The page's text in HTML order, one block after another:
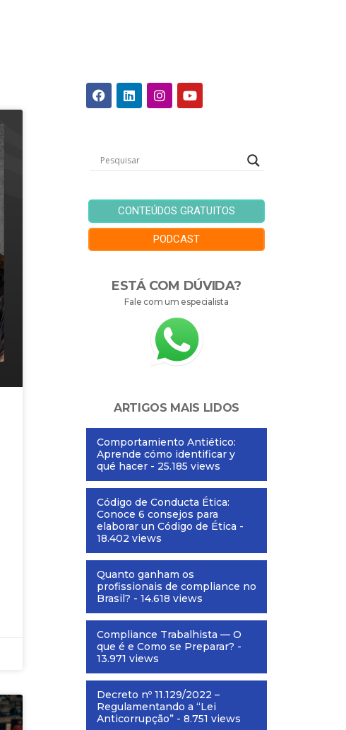
CONTEÚDOS GRATUITOS
PODCAST
ESTÁ COM DÚVIDA?
Fale com um especialista
ARTIGOS MAIS LIDOS
Comportamiento Antiético:
Aprende cómo identificar y
qué hacer - 25.185 views
Código de Conducta Ética:
Conoce 6 consejos para
elaborar un Código de Ética -
18.402 views
Quanto ganham os
profissionais de compliance no
Brasil? - 14.618 views
Compliance Trabalhista — O
que é e Como se Preparar? -
13.971 views
Decreto nº 11.129/2022 –
Regulamentando a “Lei
Anticorrupção” - 8.751 views